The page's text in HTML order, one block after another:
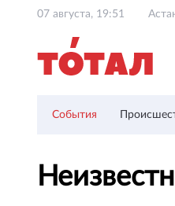
07 августа, 19:51
События